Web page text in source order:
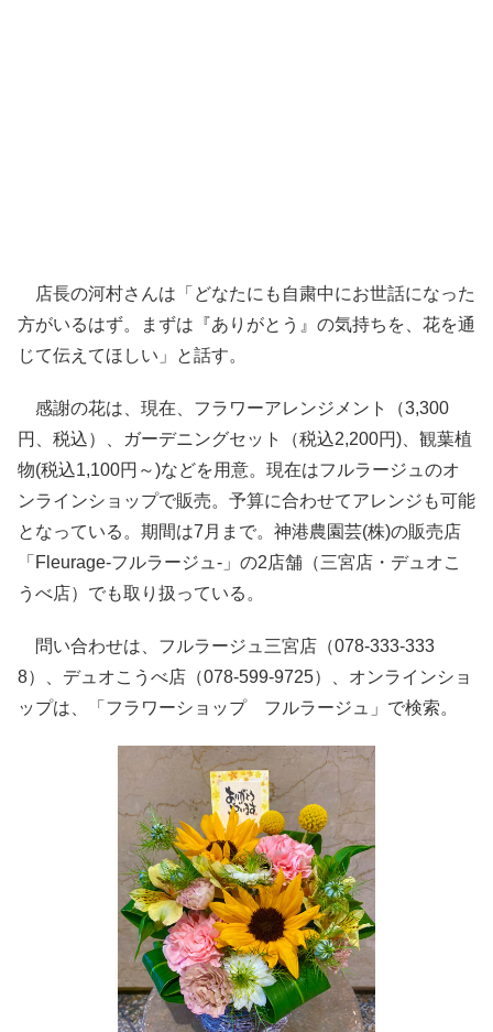
店長の河村さんは「どなたにも自粛中にお世話になった
方がいるはず。まずは『ありがとう』の気持ちを、花を通
じて伝えてほしい」と話す。
感謝の花は、現在、フラワーアレンジメント（3,300
円、税込）、ガーデニングセット（税込2,200円)、観葉植
物(税込1,100円～)などを用意。現在はフルラージュのオ
ンラインショップで販売。予算に合わせてアレンジも可能
となっている。期間は7月まで。神港農園芸(株)の販売店
「Fleurage-フルラージュ-」の2店舗（三宮店・デュオこ
うべ店）でも取り扱っている。
問い合わせは、フルラージュ三宮店（078-333-333
8）、デュオこうべ店（078-599-9725）、オンラインショ
ップは、「フラワーショップ フルラージュ」で検索。